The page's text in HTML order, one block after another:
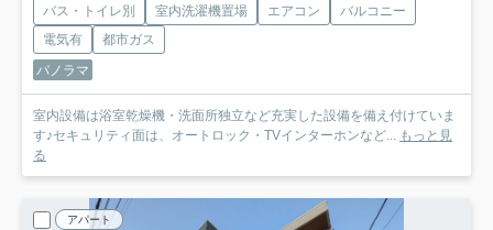
バス・トイレ別 室内洗濯機置場 エアコン
バルコニー
電気有
都市ガス
パノラマ
室内設備は浴室乾燥機・洗面所独立など充実した設備を備え付けていま
す♪セキュリティ面は、オートロック・TVインターホンなど... もっと見
る
アパート